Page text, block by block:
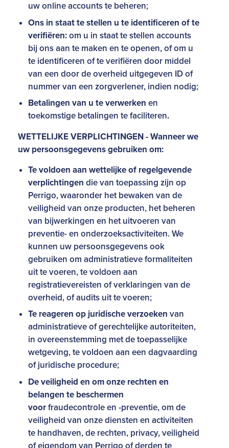
uw online accounts te beheren;
Ons in staat te stellen u te identificeren of te
verifiëren:om u in staat te stellen accounts
bij ons aan te maken en te openen, of om u
te identificeren of te verifiëren door middel
van een door de overheid uitgegeven ID of
nummer van een zorgverlener, indien nodig;
Betalingen van u te verwerken en
toekomstige betalingen te faciliteren.
WETTELIJKE VERPLICHTINGEN - Wanneer we
uw persoonsgegevens gebruiken om:
Te voldoen aan wettelijke of regelgevende
verplichtingendie van toepassing zijn op
Perrigo, waaronder het bewaken van de
veiligheid van onze producten, het beheren
van bijwerkingen en het uitvoeren van
preventie- en onderzoeksactiviteiten. We
kunnen uw persoonsgegevens ook
gebruiken om administratieve formaliteiten
uit te voeren, te voldoen aan
registratievereisten of verklaringen van de
overheid, of audits uit te voeren;
Te reageren op juridische verzoeken van
administratieve of gerechtelijke autoriteiten,
in overeenstemming met de toepasselijke
wetgeving, te voldoen aan een dagvaarding
of juridische procedure;
De veiligheid en om onze rechten en
belangen te beschermen
voorfraudecontrole en -preventie, om de
veiligheid van onze diensten en activiteiten
te handhaven, de rechten, privacy, veiligheid
of eigendom van Perrigo of derden te